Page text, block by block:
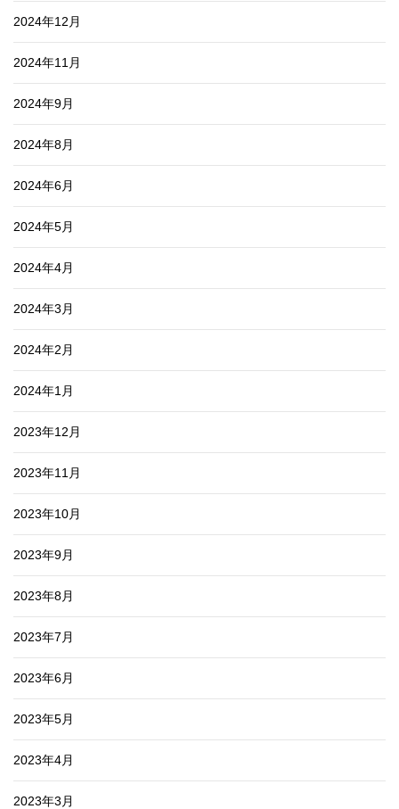
2024年12月
2024年11月
2024年9月
2024年8月
2024年6月
2024年5月
2024年4月
2024年3月
2024年2月
2024年1月
2023年12月
2023年11月
2023年10月
2023年9月
2023年8月
2023年7月
2023年6月
2023年5月
2023年4月
2023年3月